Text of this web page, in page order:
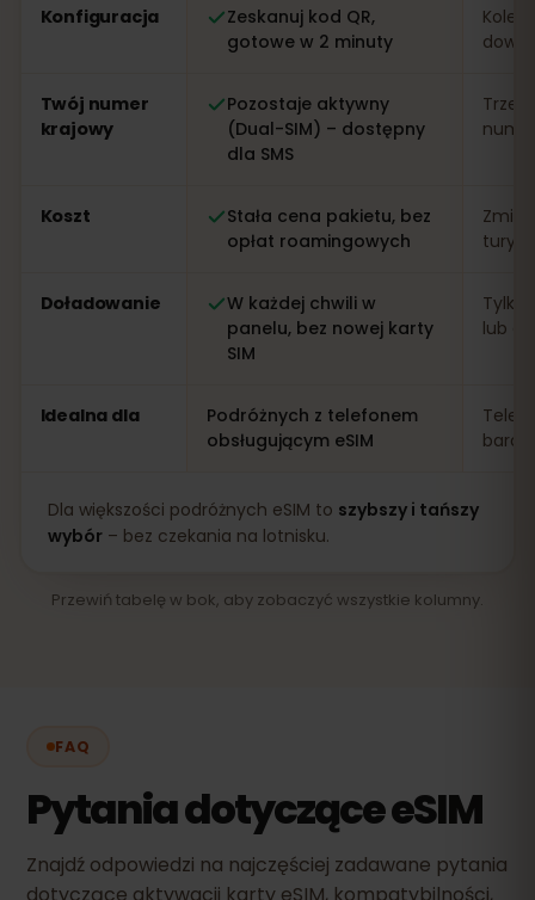
Konfiguracja
Zeskanuj kod QR,
gotowe w 2 minuty
Twój numer
krajowy
Pozostaje aktywny
(Dual-SIM) – dostępny
dla SMS
Koszt
Stała cena pakietu, bez
opłat roamingowych
Doładowanie
W każdej chwili w
panelu, bez nowej karty
SIM
Tylko
lub
Idealna dla
Podróżnych z telefonem
obsługującym eSIM
Dla większości podróżnych eSIM to szybszy i tańszy
wybór– bez czekania na lotnisku.
Przewiń tabelę w bok, aby zobaczyć wszystkie kolumny.
FAQ
Pytania dotyczące eSIM
Znajdź odpowiedzi na najczęściej zadawane pytania